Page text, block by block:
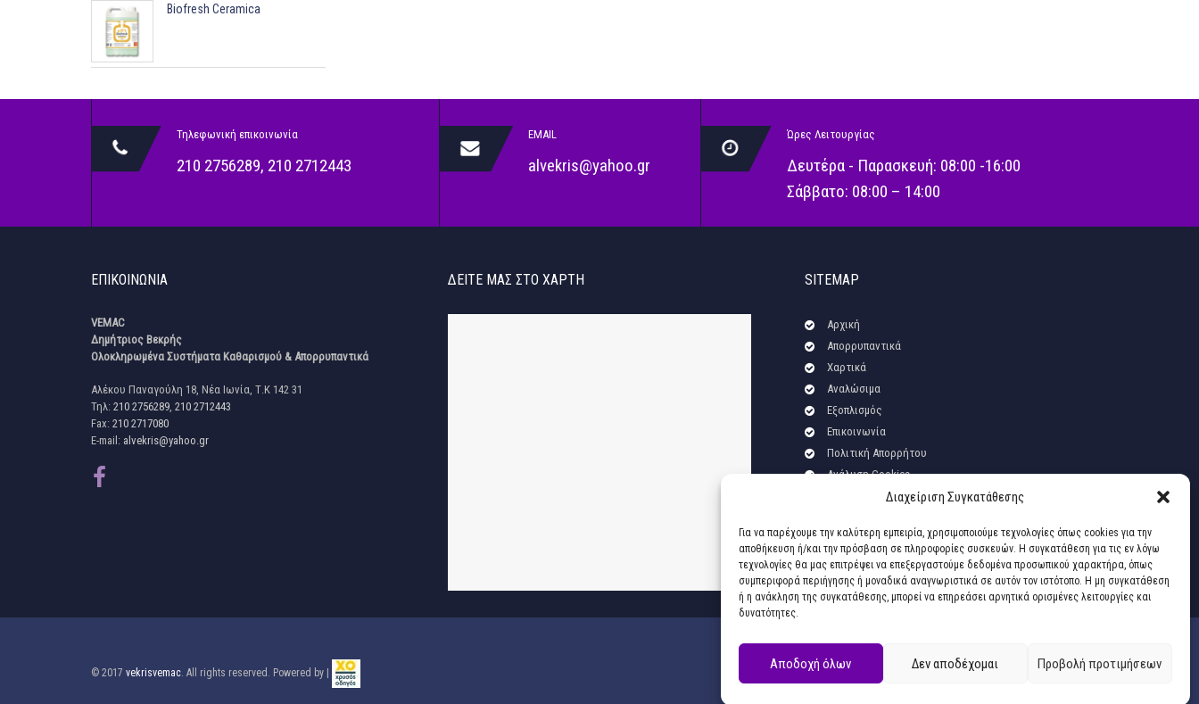
Διαχείριση Συγκατάθεσης
Για να παρέχουμε την καλύτερη εμπειρία, χρησιμοποιούμε τεχνολογίες όπως cookies για την
αποθήκευση ή/και την πρόσβαση σε πληροφορίες συσκευών. Η συγκατάθεση για τις εν λόγω
τεχνολογίες θα μας επιτρέψει να επεξεργαστούμε δεδομένα προσωπικού χαρακτήρα, όπως
συμπεριφορά περιήγησης ή μοναδικά αναγνωριστικά σε αυτόν τον ιστότοπο. Η μη συγκατάθεση
ή η ανάκληση της συγκατάθεσης, μπορεί να επηρεάσει αρνητικά ορισμένες λειτουργίες και
δυνατότητες.
Αποδοχή όλων Δεν αποδέχομαι Προβολή προτιμήσεων
Biofresh Ceramica
Τηλεφωνική επικοινωνία
210 2756289, 210 2712443
EMAIL
alvekris@yahoo.gr
Ώρες Λειτουργίας
Δευτέρα - Παρασκευή: 08:00 -16:00
Σάββατο: 08:00 – 14:00
ΕΠΙΚΟΙΝΩΝΊΑ
VEMAC
Δημήτριος Βεκρής
Ολοκληρωμένα Συστήματα Καθαρισμού & Απορρυπαντικά
Αλέκου Παναγούλη 18, Νέα Ιωνία, Τ.Κ 142 31
Τηλ: 210 2756289, 210 2712443
Fax: 210 2717080
E-mail: alvekris@yahoo.gr
ΔΕΊΤΕ ΜΑΣ ΣΤΟ ΧΆΡΤΗ SITEMAP
Αρχική
Απορρυπαντικά
Χαρτικά
Αναλώσιμα
Εξοπλισμός
Επικοινωνία
Πολιτική Απορρήτου
Ανάλυση Cookies
© 2017 vekrisvemac . All rights reserved. Powered by |